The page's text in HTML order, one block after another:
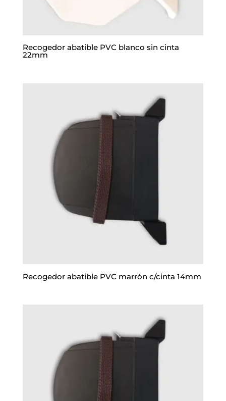
Recogedor abatible PVC blanco sin cinta
22mm
Recogedor abatible PVC marrón c/cinta 14mm